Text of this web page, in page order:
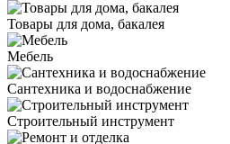
Товары для дома, бакалея
Мебель
Сантехника и водоснабжение
Строительный инструмент